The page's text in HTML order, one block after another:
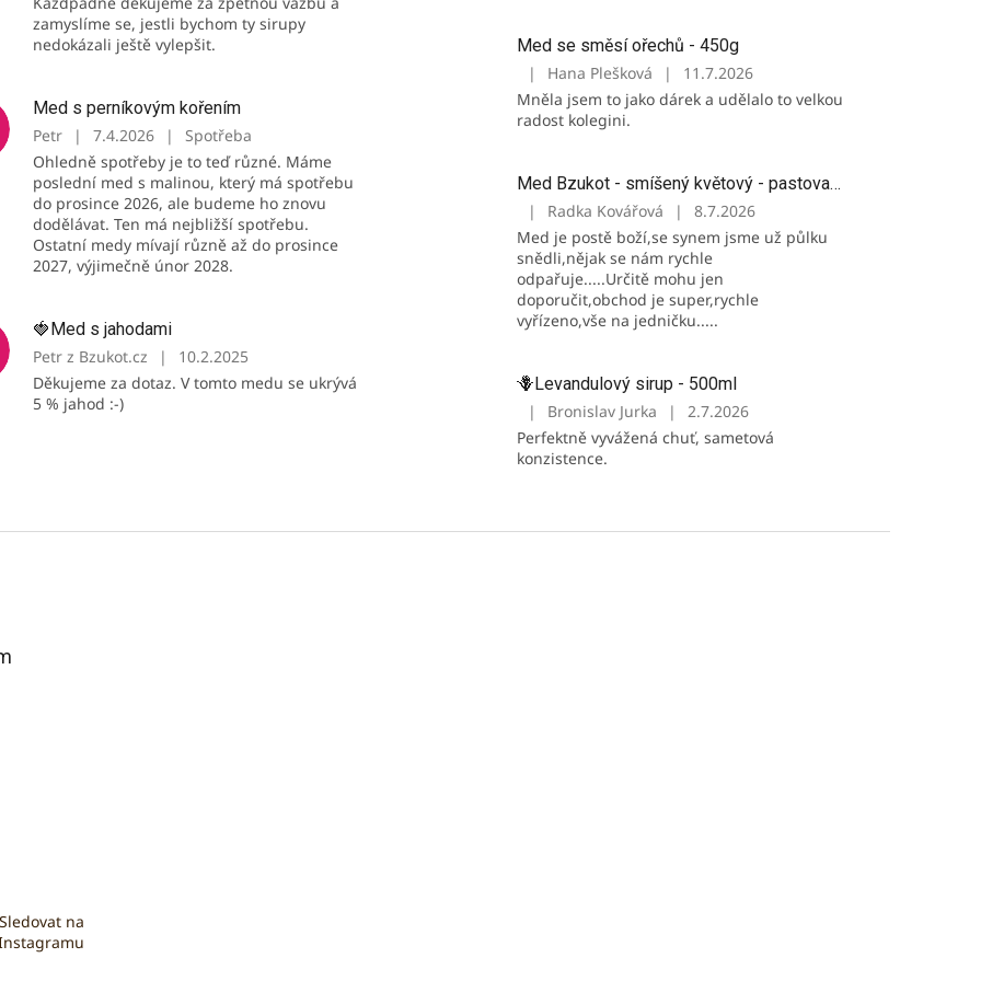
zamyslíme se, jestli bychom ty sirupy
nedokázali ještě vylepšit.
Med s perníkovým kořením
Petr
| 7.4.2026 |
Spotřeba
Ohledně spotřeby je to teď různé. Máme
poslední med s malinou, který má spotřebu
do prosince 2026, ale budeme ho znovu
dodělávat. Ten má nejbližší spotřebu.
Ostatní medy mívají různě až do prosince
2027, výjimečně únor 2028.
🍓Med s jahodami
Petr z Bzukot.cz
|
10.2.2025
Děkujeme za dotaz. V tomto medu se ukrývá
5 % jahod :-)
Med se směsí ořechů - 450g
Hodnocení
produktu
je
5
hvězdiček.
| Hana Plešková |
11.7.2026
Mněla jsem to jako dárek a udělalo to velkou
radost kolegini.
Med Bzukot - smíšený květový - pastovaný - 950g
Hodnocení
produktu
je
5
z
5
| Radka Kovářová |
8.7.2026
Med je postě boží,se synem jsme už půlku
snědli,nějak se nám rychle
odpařuje.....Určitě mohu jen
doporučit,obchod je super,rychle
vyřízeno,vše na jedničku.....
🪻Levandulový sirup - 500ml
Hodnocení
produktu
je
| Bronislav Jurka |
2.7.2026
Perfektně vyvážená chuť, sametová
konzistence.
na